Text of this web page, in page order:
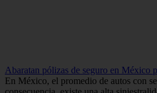
Abaratan pólizas de seguro en México
En México, el promedio de autos con